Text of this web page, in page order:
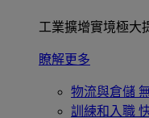
工業擴增實境極大
瞭解更多
物流與倉儲
訓練和入職